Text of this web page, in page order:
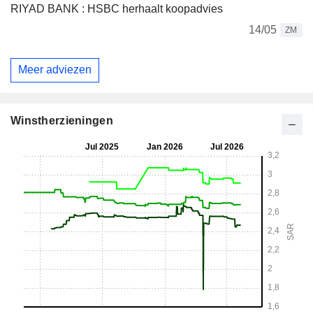
RIYAD BANK : HSBC herhaalt koopadvies
14/05
ZM
Meer adviezen
Winstherzieningen